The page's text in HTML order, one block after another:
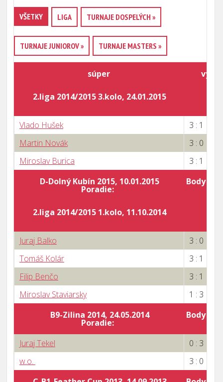
VŠETKY LIGA TURNAJE DOSPELÝCH »
TURNAJE JUNIOROV » TURNAJE MASTERS »
súper
2.liga 2014/2015 3.kolo, 24.01.2015
Vlado Hušek
3 : 1
Martin Novák
3 : 0
Miroslav Burica
3 : 1
D-Dolný Kubín 2015, 10.01.2015
Poradie:
Body za
2.liga 2014/2015 1.kolo, 11.10.2014
Juraj Balko
3 : 0
Tomáš Kolár
3 : 1
Filip Benčo
3 : 1
Miroslav Staviarsky
1 : 3
B9-Zilina 2014, 24.05.2014
Poradie:
Body za
Juraj Tekel
0 : 3
w.o.
3 : 0